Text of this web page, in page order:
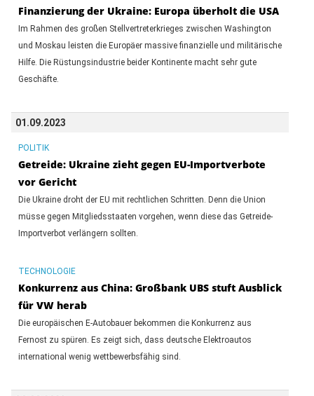
Finanzierung der Ukraine: Europa überholt die USA
Im Rahmen des großen Stellvertreterkrieges zwischen Washington
und Moskau leisten die Europäer massive finanzielle und militärische
Hilfe. Die Rüstungsindustrie beider Kontinente macht sehr gute
Geschäfte.
01.09.2023
POLITIK
Getreide: Ukraine zieht gegen EU-Importverbote
vor Gericht
Die Ukraine droht der EU mit rechtlichen Schritten. Denn die Union
müsse gegen Mitgliedsstaaten vorgehen, wenn diese das Getreide-
Importverbot verlängern sollten.
TECHNOLOGIE
Konkurrenz aus China: Großbank UBS stuft Ausblick
für VW herab
Die europäischen E-Autobauer bekommen die Konkurrenz aus
Fernost zu spüren. Es zeigt sich, dass deutsche Elektroautos
international wenig wettbewerbsfähig sind.